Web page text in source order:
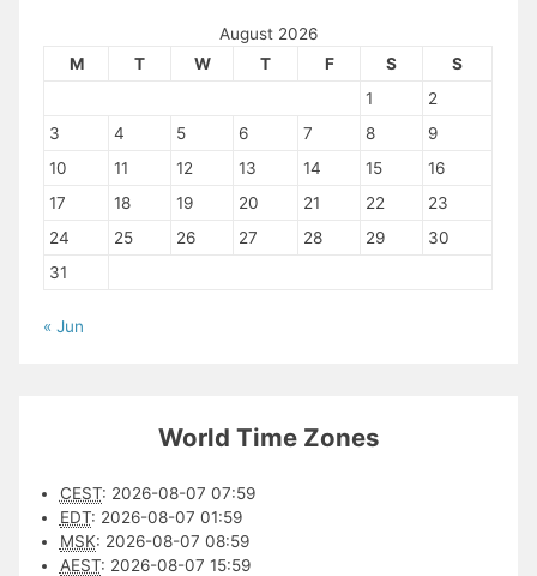
August 2026
M
T W T F S
S
1
2
3
4 5 6 7 8
9
10
11 12 13 14 15
16
17
18 19 20 21 22
23
24
25 26 27 28 29
30
31
« Jun
World Time Zones
CEST: 2026-08-07 07:59
EDT: 2026-08-07 01:59
MSK: 2026-08-07 08:59
AEST: 2026-08-07 15:59